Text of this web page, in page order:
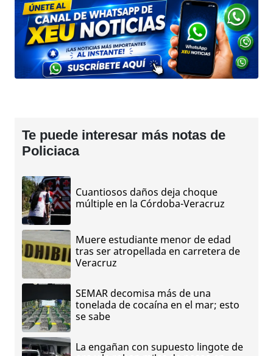
Te puede interesar más notas de
Policiaca
Cuantiosos daños deja choque
múltiple en la Córdoba-Veracruz
Muere estudiante menor de edad
tras ser atropellada en carretera de
Veracruz
SEMAR decomisa más de una
tonelada de cocaína en el mar; esto
se sabe
La engañan con supuesto lingote de